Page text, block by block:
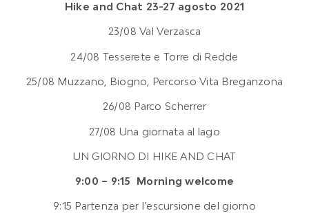
Hike and Chat 23-27 agosto 2021
23/08Val Verzasca
24/08 Tesserete e Torre di Redde
25/08 Muzzano, Biogno, Percorso Vita Breganzona
26/08 Parco Scherrer
27/08 Una giornata al lago
UN GIORNO DI HIKE AND CHAT
9:00 – 9:15 Morning welcome
9:15 Partenza per l’escursione del giorno